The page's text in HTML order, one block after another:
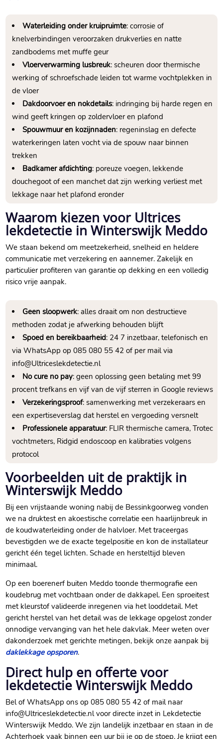
Waterleiding onder kruipruimte: corrosie of
knelverbindingen veroorzaken drukverlies en natte
zandbodems met muffe geur
Vloerverwarming lusbreuk: scheuren door thermische
werking of schroefschade leiden tot warme vochtplekken in
de vloer
Dakdoorvoer en nokdetails: indringing bij harde regen en
wind geeft kringen op zoldervloer en plafond
Spouwmuur en kozijnnaden: regeninslag en defecte
waterkeringen laten vocht via de spouw naar binnen
trekken
Badkamer afdichting: poreuze voegen, lekkende
douchegoot of een manchet dat zijn werking verliest met
lekkage naar het plafond eronder
Waarom kiezen voor Ultrices
lekdetectie in Winterswijk Meddo
We staan bekend om meetzekerheid, snelheid en heldere
communicatie met verzekering en aannemer.​ Zakelijk en
particulier profiteren van garantie op dekking en een volledig
risico vrije aanpak.​
Geen sloopwerk: alles draait om non destructieve
methoden zodat je afwerking behouden blijft
Spoed en bereikbaarheid: 24 7 inzetbaar, telefonisch en
via WhatsApp op 085 080 55 42 of per mail via
info@Ultriceslekdetectie.​nl
No cure no pay: geen oplossing geen betaling met 99
procent trefkans en vijf van de vijf sterren in Google reviews
Verzekeringsproof: samenwerking met verzekeraars en
een expertiseverslag dat herstel en vergoeding versnelt
Professionele apparatuur: FLIR thermische camera, Trotec
vochtmeters, Ridgid endoscoop en kalibraties volgens
protocol
Voorbeelden uit de praktijk in
Winterswijk Meddo
Bij een vrijstaande woning nabij de Bessinkgoorweg vonden
we na druktest en akoestische correlatie een haarlijnbreuk in
de koudwaterleiding onder de halvloer.​ Met traceergas
bevestigden we de exacte tegelpositie en kon de installateur
gericht één tegel lichten.​ Schade en hersteltijd bleven
minimaal.​
Op een boerenerf buiten Meddo toonde thermografie een
koudebrug met vochtbaan onder de dakkapel.​ Een sproeitest
met kleurstof valideerde inregenen via het looddetail.​ Met
gericht herstel van het detail was de lekkage opgelost zonder
onnodige vervanging van het hele dakvlak.​ Meer weten over
dakonderzoek met gerichte metingen, bekijk onze aanpak bij
daklekkage opsporen.​
Direct hulp en offerte voor
lekdetectie Winterswijk Meddo
Bel of WhatsApp ons op 085 080 55 42 of mail naar
info@Ultriceslekdetectie.​nl voor directe inzet in Lekdetectie
Winterswijk Meddo.​ We zijn landelijk inzetbaar en staan in de
Achterhoek vaak binnen een uur bij je op de stoep.​ Je krijgt een